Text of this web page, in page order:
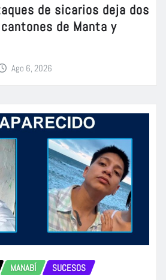
de sicarios deja dos
de Manta y
Ago 6, 2026
MANABÍ SUCESOS